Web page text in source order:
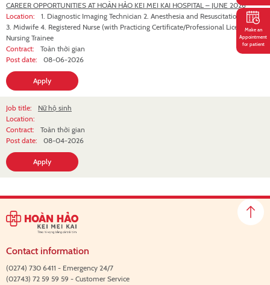
CAREER OPPORTUNITIES AT HOÀN HẢO KEI MEI KAI HOSPITAL – JUNE 2026
Location:
1. Diagnostic Imaging Technician 2. Anesthesia and Resuscitation Nurse
3. Midwife 4. Registered Nurse (with Practicing Certificate/Professional License) 5.
Nursing Trainee
Contract:
Toàn thời gian
Post date:
08-06-2026
Apply
Job title:
Nữ hộ sinh
Location:
Contract:
Toàn thời gian
Post date:
08-04-2026
Apply
Contact information
(0274) 730 6411 - Emergency 24/7
(02743) 72 59 59 59 - Customer Service
Make an
Appointment
for patient